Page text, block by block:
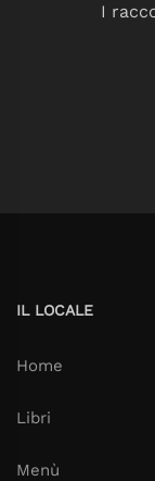
I
IL LOCALE
Home
Libri
Menù